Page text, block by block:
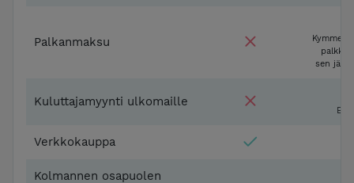
Palkanmaksu
sen
Kuluttajamyynti ulkomaille
Verkkokauppa
Kolmannen osapuolen